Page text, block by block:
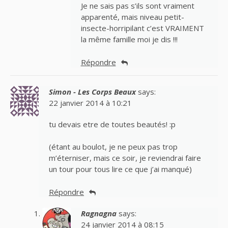
Je ne sais pas s’ils sont vraiment
apparenté, mais niveau petit-
insecte-horripilant c’est VRAIMENT
la même famille moi je dis !!!
Répondre
Simon - Les Corps Beaux says:
22 janvier 2014 à 10:21
tu devais etre de toutes beautés! :p
(étant au boulot, je ne peux pas trop
m’éterniser, mais ce soir, je reviendrai faire
un tour pour tous lire ce que j’ai manqué)
Répondre
Ragnagna says:
24 janvier 2014 à 08:15